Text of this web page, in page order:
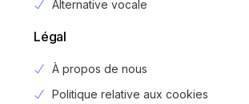
Alternative vocale
Légal
À propos de nous
Politique relative aux cookies